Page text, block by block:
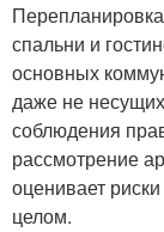
спальни и
основных
даже не
соблюдения
рассмотрение
оценивает
целом.